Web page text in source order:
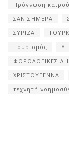
Πρόγνωση καιρού
ΣΑΝ ΣΉΜΕΡΑ
ΣΥΡΙΖΑ
Τουρισμός
ΦΟΡΟΛΟΓΙΚΕΣ
ΧΡΙΣΤΟΥΓΕΝΝΑ
τεχνητή